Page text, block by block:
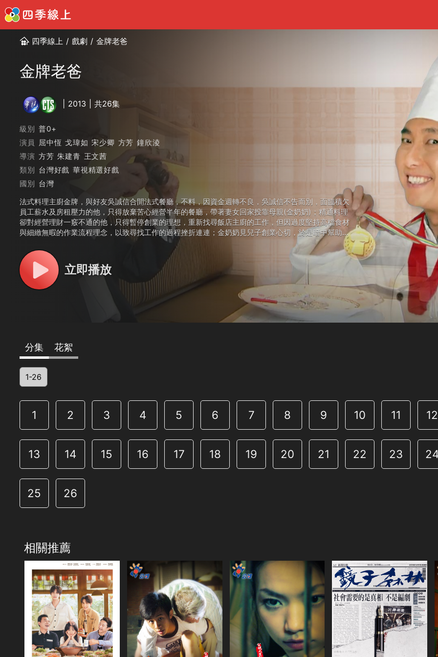
四季線上 / 戲劇 / 金牌老爸
金牌老爸
2013 共26集
級別 普0+
演員
屈中恆 戈瑋如 宋少卿 方芳 鐘欣淩
導演 方芳 朱建青 王文茜
類別 台灣好戲 華視精選好戲
國別 台灣
法式料理主廚金牌，與好友吳誠信合開法式餐廳，不料，因資金週轉不良，吳誠信不告而別，面臨積欠
員工薪水及房租壓力的他，只得放棄苦心經營半年的餐廳，帶著妻女回家投靠母親(金奶奶)；精通料理
卻對經營理財一竅不通的他，只得暫停創業的理想，重新找尋飯店主廚的工作，但因過度堅持高檔食材
與細緻無暇的作業流程理念，以致尋找工作的過程挫折連連；金奶奶見兒子創業心切，於是暗中幫助他
完成夢想；不料，就在屬於金牌家庭的餐廳成立計劃開始推動之際，金奶奶生病了….
立即播放
分集 花絮
1-26
1 2 3 4 5 6 7 8 9 10 11 12
13 14 15 16 17 18 19 20 21 22 23
25 26
相關推薦
共40集
演員
譚松韻
宋威龍
張新成
涂松岩
孫銥
安戈
張晞臨
何瑞賢
楊童舒 苑冉
共1集
演員
共1集
演員
李佳豫
許安安
李靜美
陸弈靜
共31集
演員
楊謹華
姚淳耀
侯怡君
柯叔元
鄭人碩
瑭霏
游安順
李之勤